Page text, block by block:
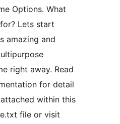
Options. What
Lets start
amazing and
right away. Read
for detail
within this
file or visit